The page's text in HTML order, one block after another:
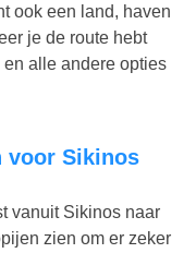
ook een land, haven
je de route hebt
alle andere opties
vanuit Sikinos naar
zien om er zeker